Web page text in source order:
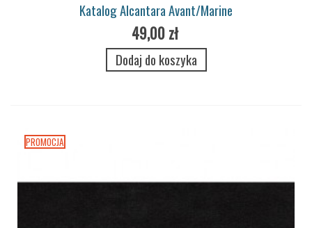
Katalog Alcantara Avant/Marine
49,00 zł
Dodaj do koszyka
PROMOCJA